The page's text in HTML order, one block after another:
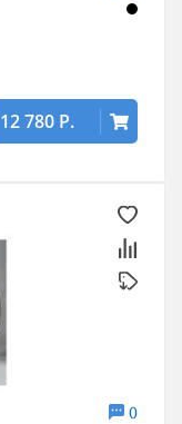
12 780 Р.
0